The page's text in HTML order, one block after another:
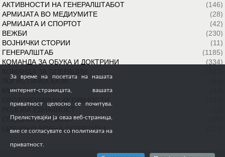
АКТИВНОСТИ НА ГЕНЕРАЛШТАБОТ
(146)
АРМИЈАТА ВО МЕДИУМИТЕ
(28)
АРМИЈАТА И СПОРТОТ
(42)
ВЕЖБИ
(230)
ВОЈНИЧКИ СТОРИИ
(11)
ГЕНЕРАЛШТАБ
(1185)
КОМАНДА ЗА ОБУКА И ДОКТРИНИ
(334)
ЛОГИСТИЧКА БАЗА
МИРОВНИ МИСИИ
СПЕЦИЈАЛНИ СИЛИ
ЦИВИЛНО ВОЕНА СОРАБОТКА
За време на посетата на нашата
интернет-страницата, вашата
приватност целосно се почитува.
Прелистувајќи ја оваа веб-страница,
вие се согласувате со политиката на
приватност.